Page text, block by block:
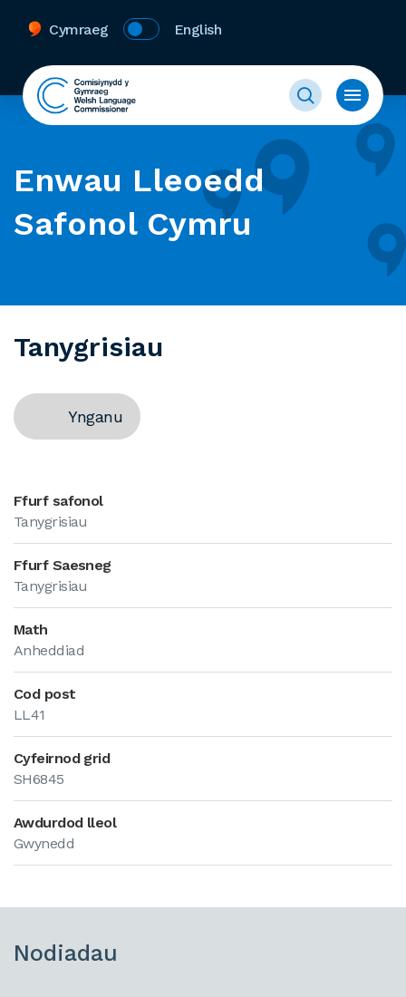
Cymraeg English
Enwau Lleoedd
Safonol Cymru
Tanygrisiau
Ynganu
Ffurf safonol
Tanygrisiau
Ffurf Saesneg
Tanygrisiau
Math
Anheddiad
Cod post
LL41
Cyfeirnod grid
SH6845
Awdurdod lleol
Gwynedd
Nodiadau